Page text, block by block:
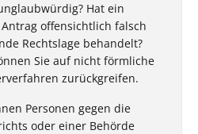
Hat ein
offensichtlich falsch
Rechtslage behandelt?
Sie auf nicht förmliche
zurückgreifen.
Personen gegen die
oder einer Behörde